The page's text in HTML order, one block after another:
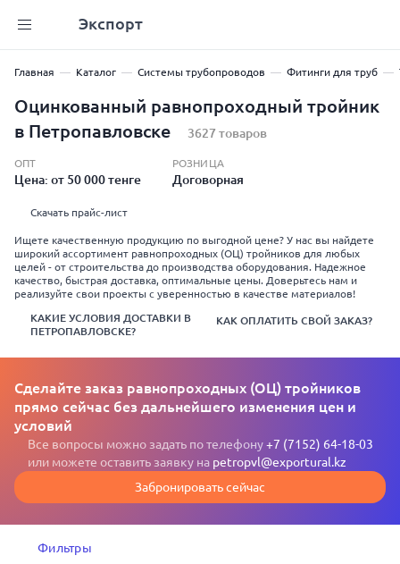
Экспорт
Главная Каталог Системы трубопроводов Фитинги для труб
Оцинкованный равнопроходный тройник
в Петропавловске
3627 товаров
ОПТ
Цена: от 50 000 тенге
РОЗНИЦА
Договорная
Скачать прайс-лист
Ищете качественную продукцию по выгодной цене? У нас вы найдете
широкий ассортимент равнопроходных (ОЦ) тройников для любых
целей - от строительства до производства оборудования. Надежное
качество, быстрая доставка, оптимальные цены. Доверьтесь нам и
реализуйте свои проекты с уверенностью в качестве материалов!
КАКИЕ УСЛОВИЯ ДОСТАВКИ В
ПЕТРОПАВЛОВСКЕ?
КАК ОПЛАТИТЬ СВОЙ ЗАКАЗ?
Сделайте заказ равнопроходных (ОЦ) тройников
прямо сейчас без дальнейшего изменения цен и
условий
Все вопросы можно задать по телефону+7 (7152) 64-18-03
или можете оставить заявку на petropvl@exportural.kz
Забронировать сейчас
Фильтры